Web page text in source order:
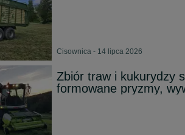
Cisownica - 14 lipca 2026
Zbiór traw i kukurydzy
formowane pryzmy,